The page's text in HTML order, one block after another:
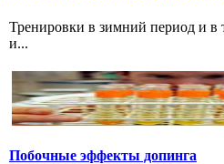
Тренировки в зимний период и в
и...
Побочные эффекты допинга